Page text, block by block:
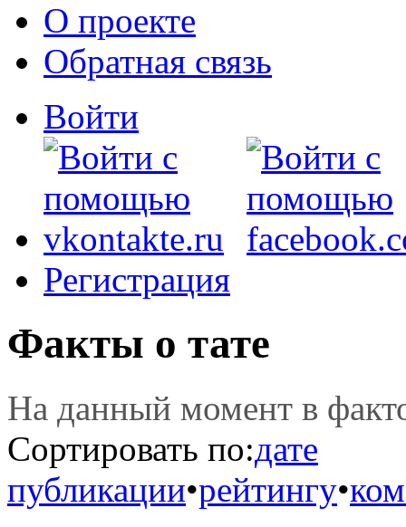
О проекте
Обратная связь
Войти
Регистрация
Факты о тате
На данный момент в
Сортировать по:дате
публикации•рейтингу•